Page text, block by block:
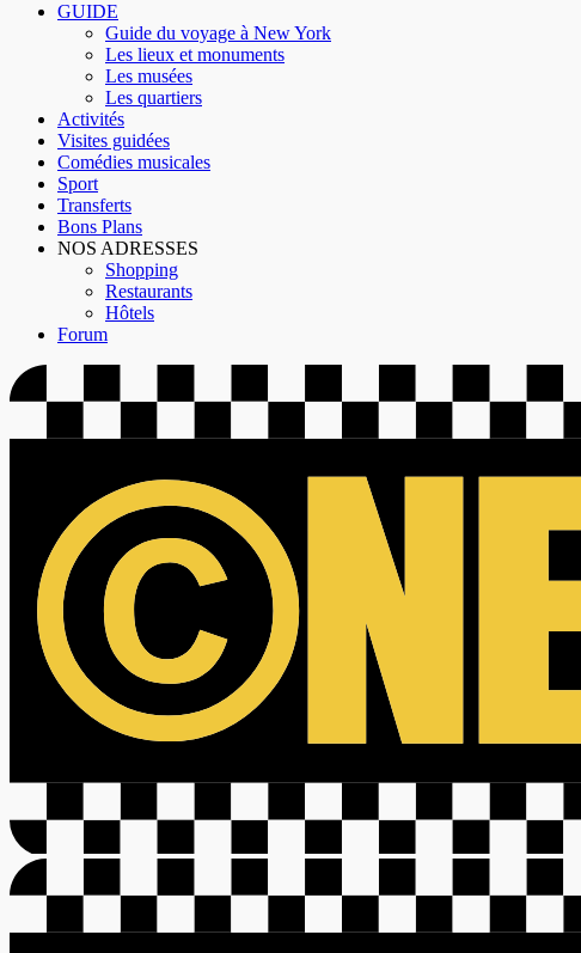
GUIDE
Guide du voyage à New York
Les lieux et monuments
Les musées
Les quartiers
Activités
Visites guidées
Comédies musicales
Sport
Transferts
Bons Plans
NOS ADRESSES
Shopping
Restaurants
Hôtels
Forum